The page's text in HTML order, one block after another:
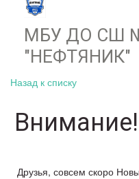
МБУ ДО СШ
"НЕФТЯНИК"­­
Назад к списку
Друзья, совсем скоро